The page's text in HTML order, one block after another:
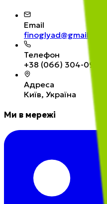
Email
finoglyad@gmail.com
Телефон
+38 (066) 304-09-67
Адреса
Київ, Україна
Ми в мережі